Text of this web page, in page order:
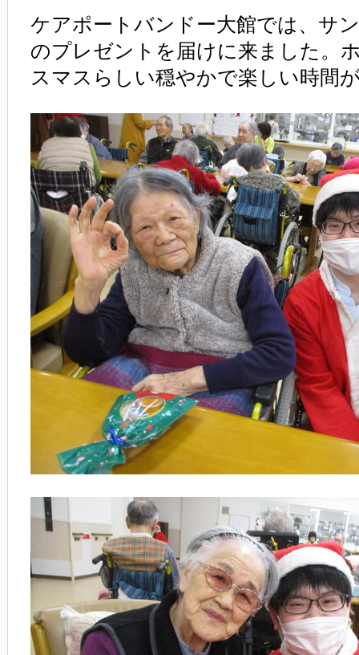
ケアポートバンドー大館では、サ
のプレゼントを届けに来ました。
スマスらしい穏やかで楽しい時間